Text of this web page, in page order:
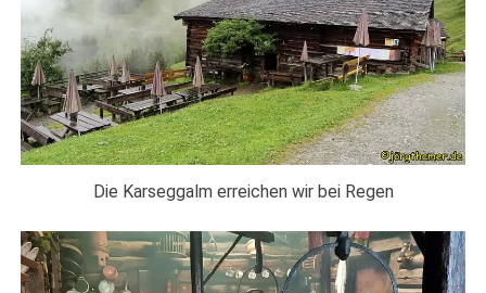
Die Karseggalm erreichen wir bei Regen